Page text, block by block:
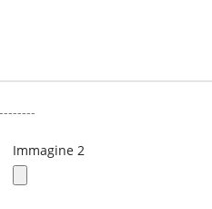
Immagine 2